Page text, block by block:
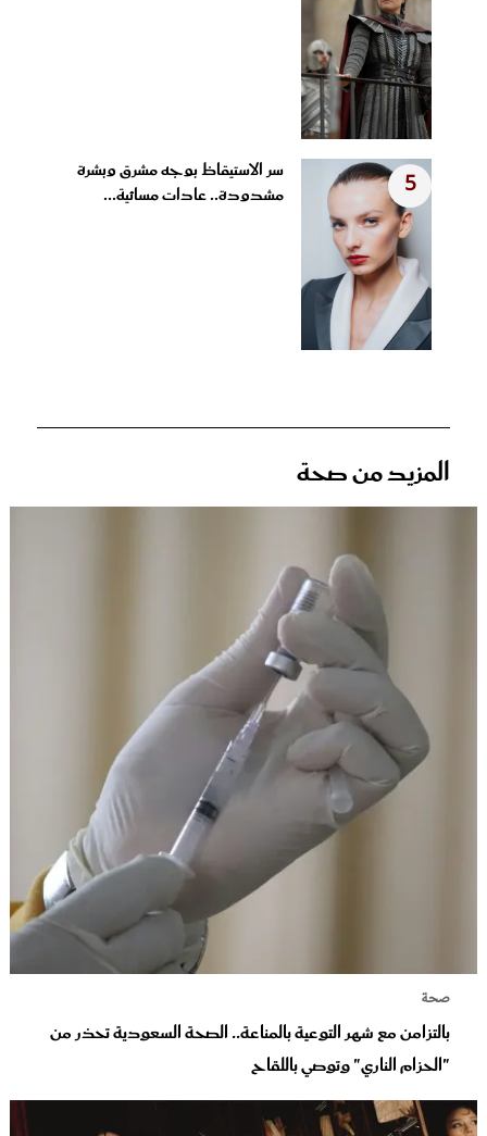
5
سر الاستيقاظ بوجه مشرق وبشرة
مشدودة.. عادات مسائية...
المزيد من صحة
صحة
بالتزامن مع شهر التوعية بالمناعة.. الصحة السعودية تحذر من
"الحزام الناري" وتوصي باللقاح